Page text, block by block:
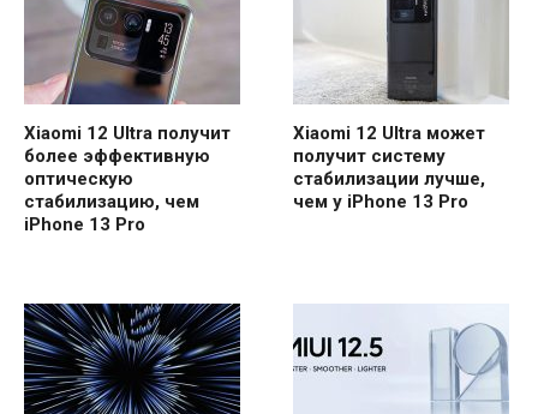
Xiaomi 12 Ultra получит
более эффективную
оптическую
стабилизацию, чем
iPhone 13 Pro
Xiaomi 12 Ultra может
получит систему
стабилизации лучше,
чем у iPhone 13 Pro